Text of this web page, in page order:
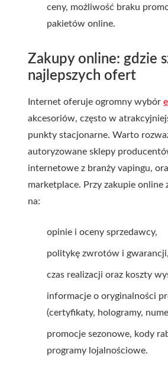
ceny, możliwość braku
pakietów online.
Zakupy online: gdzie
najlepszych ofert
Internet oferuje ogromny wybór
akcesoriów, często w
punkty stacjonarne. Warto
autoryzowane sklepy
internetowe z branży vapingu,
marketplace. Przy zakupie online
na:
opinie i oceny sprzedawcy,
politykę zwrotów i gwarancji,
czas realizacji oraz koszty
informacje o oryginalności
(certyfikaty, hologramy,
promocje sezonowe, kody
programy lojalnościowe.